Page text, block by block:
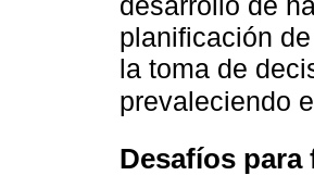
planificación
la toma de
prevaleciendo
Desafíos